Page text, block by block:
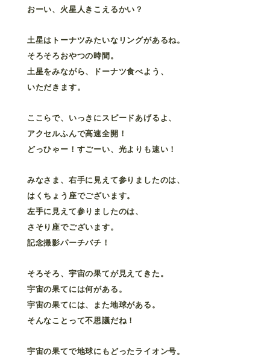
おーい、火星人きこえるかい？
土星はトーナツみたいなリングがあるね。
そろそろおやつの時間。
土星をみながら、ドーナツ食べよう、
いただきます。
ここらで、いっきにスピードあげるよ、
アクセルふんで高速全開！
どっひゃー！すごーい、光よりも速い！
みなさま、右手に見えて参りましたのは、
はくちょう座でございます。
左手に見えて参りましたのは、
さそり座でございます。
記念撮影パーチバチ！
そろそろ、宇宙の果てが見えてきた。
宇宙の果てには何がある。
宇宙の果てには、また地球がある。
そんなことって不思議だね！
宇宙の果てで地球にもどったライオン号。